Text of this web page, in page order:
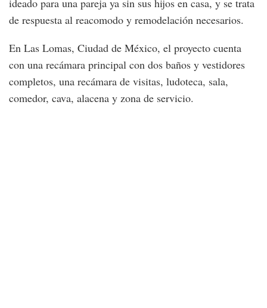
ideado para una pareja ya sin sus hijos en casa, y se trata
de respuesta al reacomodo y remodelación necesarios.
En Las Lomas, Ciudad de México, el proyecto cuenta
con una recámara principal con dos baños y vestidores
completos, una recámara de visitas, ludoteca, sala,
comedor, cava, alacena y zona de servicio.